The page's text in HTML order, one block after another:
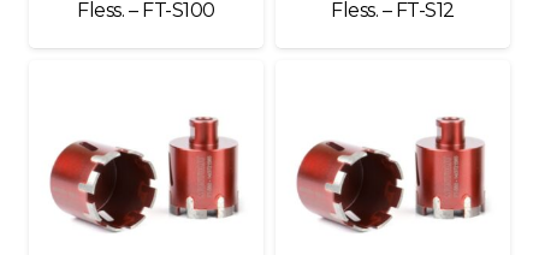
Fless. – FT-S100
Fless. – FT-S12